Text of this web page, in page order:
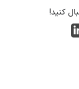
کنید!